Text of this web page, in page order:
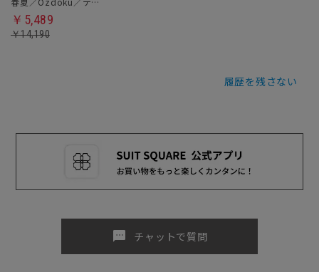
￥5,489
￥14,190
履歴を残さない
sms チャットで質問